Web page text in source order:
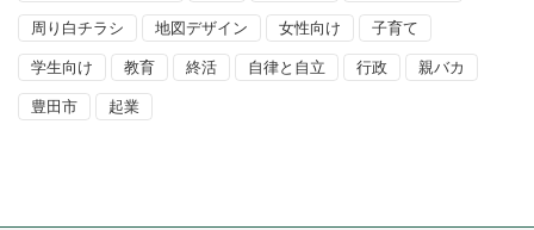
周り白チラシ 地図デザイン 女性向け 子育て
学生向け 教育 終活 自律と自立 行政 親バカ
豊田市 起業